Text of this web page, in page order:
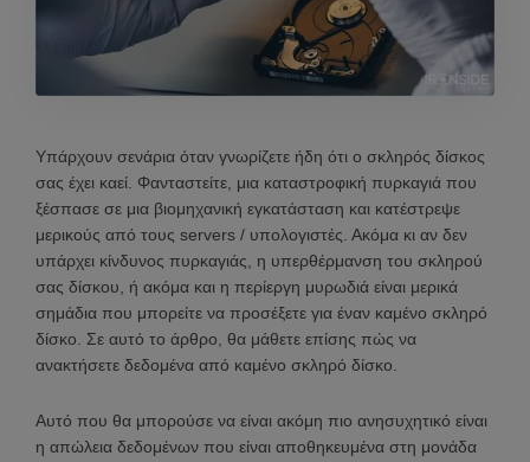
Υπάρχουν σενάρια όταν γνωρίζετε ήδη ότι ο σκληρός δίσκος
σας έχει καεί. Φανταστείτε, μια καταστροφική πυρκαγιά που
ξέσπασε σε μια βιομηχανική εγκατάσταση και κατέστρεψε
μερικούς από τους servers / υπολογιστές. Ακόμα κι αν δεν
υπάρχει κίνδυνος πυρκαγιάς, η υπερθέρμανση του σκληρού
σας δίσκου, ή ακόμα και η περίεργη μυρωδιά είναι μερικά
σημάδια που μπορείτε να προσέξετε για έναν καμένο σκληρό
δίσκο. Σε αυτό το άρθρο, θα μάθετε επίσης πώς να
ανακτήσετε δεδομένα από καμένο σκληρό δίσκο.
Αυτό που θα μπορούσε να είναι ακόμη πιο ανησυχητικό είναι
η απώλεια δεδομένων που είναι αποθηκευμένα στη μονάδα